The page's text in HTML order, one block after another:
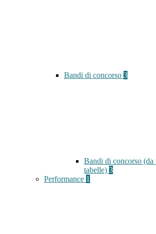
Bandi di concorso 3
Bandi di concorso (da
tabelle) 3
Performance 1